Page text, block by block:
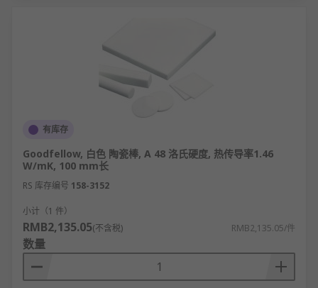
有库存
Goodfellow, 白色 陶瓷棒, A 48 洛氏硬度, 热传导率1.46
W/mK, 100 mm长
RS 库存编号 158-3152
小计（1 件）
RMB2,135.05(不含税) RMB2,135.05/件
数量